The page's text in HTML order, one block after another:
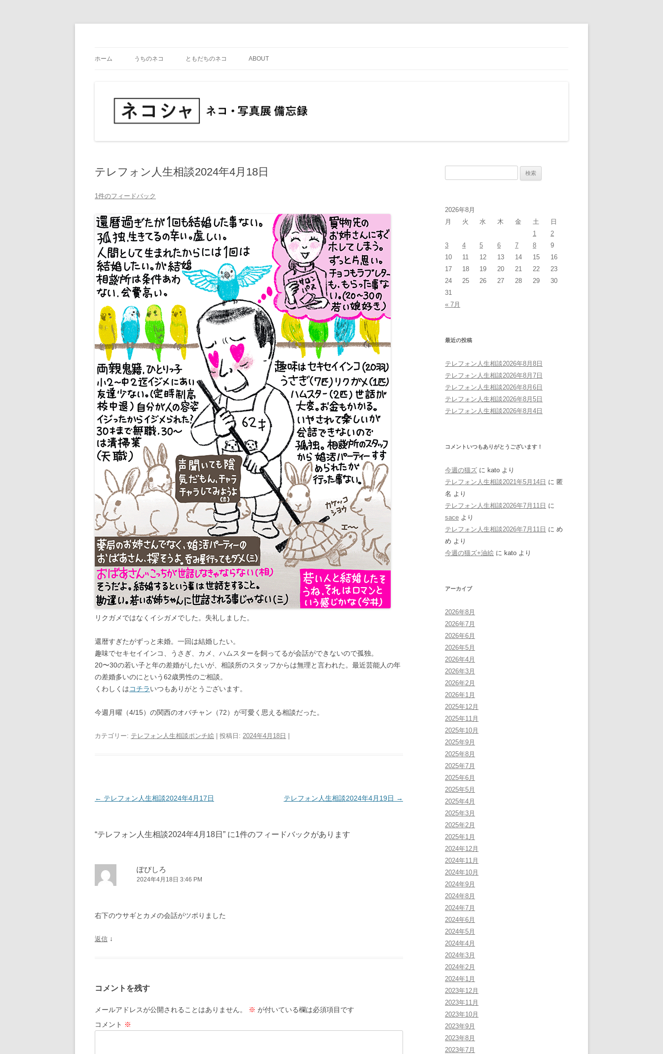
へ
ホーム うちのネコ ともだちのネコ ABOUT
テレフォン人生相談2024年4月18日
1件のフィードバック
リクガメではなくイシガメでした。失礼しました。
還暦すぎたがずっと未婚。一回は結婚したい。
趣味でセキセイインコ、うさぎ、カメ、ハムスターを飼ってるが会話ができないので孤独。
20〜30の若い子と年の差婚がしたいが、相談所のスタッフからは無理と言われた。最近芸能人の年
の差婚多いのにという62歳男性のご相談。
くわしくはコチラいつもありがとうございます。
今週月曜（4/15）の関西のオバチャン（72）が可愛く思える相談だった。
カテゴリー: テレフォン人生相談ポンチ絵 | 投稿日: 2024年4月18日
投
ビ
シ
← テレフォン人生相談2024年4月17日 テレフォン人生相談2024年4月19日 →
“テレフォン人生相談2024年4月18日 ” に1件のフィードバックがあります
ぽぴしろ
2024年4月18日 3:46 PM
右下のウサギとカメの会話がツボりました
返信 ↓
コメントを残す
メールアドレスが公開されることはありません。 ※ が付いている欄は必須項目です
コメント ※
2026年8月
月
火 水 木 金 土
日
1
2
3
4 5 6 7 8
9
10
11 12 13 14 15
16
17
18 19 20 21 22
23
24
25 26 27 28 29
30
31
« 7月
最近の投稿
テレフォン人生相談2026年8月8日
テレフォン人生相談2026年8月7日
テレフォン人生相談2026年8月6日
テレフォン人生相談2026年8月5日
テレフォン人生相談2026年8月4日
コメントいつもありがとうございます！
今週の猫ズ に kato より
テレフォン人生相談2021年5月14日 に 匿
名 より
テレフォン人生相談2026年7月11日 に
sace より
テレフォン人生相談2026年7月11日 に め
め より
今週の猫ズ+油絵 に kato より
アーカイブ
2026年8月
2026年7月
2026年6月
2026年5月
2026年4月
2026年3月
2026年2月
2026年1月
2025年12月
2025年11月
2025年10月
2025年9月
2025年8月
2025年7月
2025年6月
2025年5月
2025年4月
2025年3月
2025年2月
2025年1月
2024年12月
2024年11月
2024年10月
2024年9月
2024年8月
2024年7月
2024年6月
2024年5月
2024年4月
2024年3月
2024年2月
2024年1月
2023年12月
2023年11月
2023年10月
2023年9月
2023年8月
2023年7月